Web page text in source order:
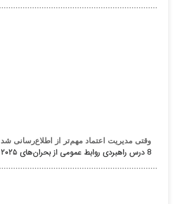
وقتی مدیریت اعتماد مهم‌تر از اطلاع‌رسانی شد
8 درس راهبردی روابط عمومی از بحران‌های ۲۰۲۵